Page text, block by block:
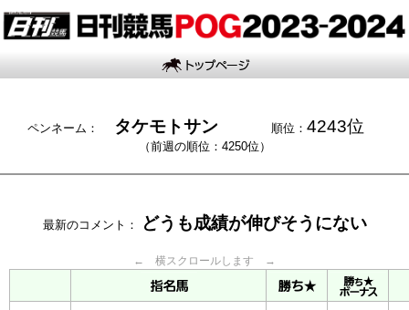
ペンネーム： タケモトサン 順位： 4243位
（前週の順位：4250位）
最新のコメント： どうも成績が伸びそうにない
← 横スクロールします →